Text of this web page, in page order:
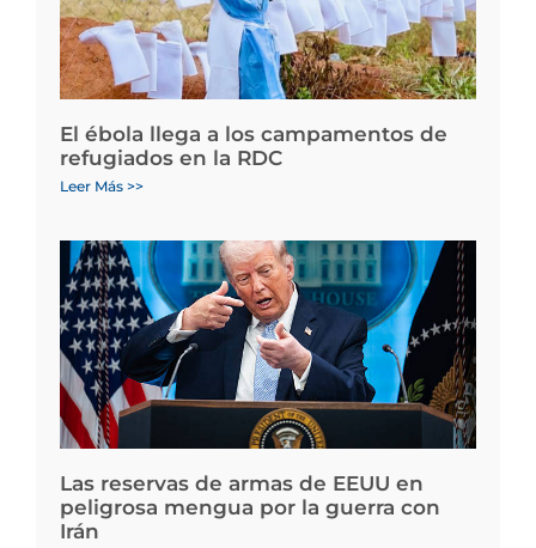
El ébola llega a los campamentos de
refugiados en la RDC
Leer Más >>
Las reservas de armas de EEUU en
peligrosa mengua por la guerra con
Irán